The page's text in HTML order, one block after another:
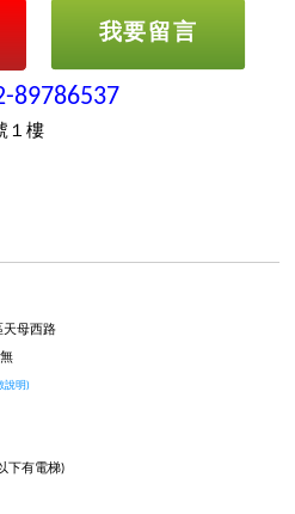
我要留言
89786537
１樓
天母西路
無
說明)
下有電梯)